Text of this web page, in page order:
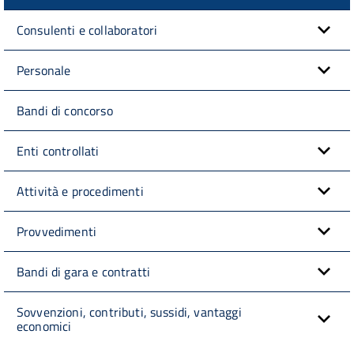
Consulenti e collaboratori
Personale
Bandi di concorso
Enti controllati
Attività e procedimenti
Provvedimenti
Bandi di gara e contratti
Sovvenzioni, contributi, sussidi, vantaggi
economici